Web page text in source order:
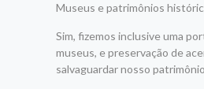
Museus e patrimônios
Sim, fizemos inclusive uma
museus, e preservação de
salvaguardar nosso